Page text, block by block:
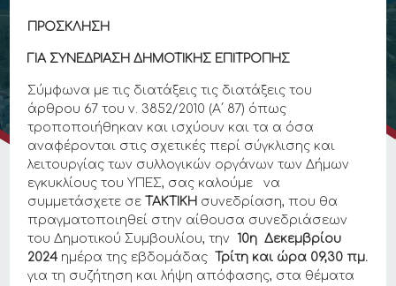
ΠΡΟΣΚΛΗΣΗ
ΓΙΑ ΣΥΝΕΔΡΙΑΣΗ ΔΗΜΟΤΙΚΗΣ ΕΠΙΤΡΟΠΗΣ
Σύμφωνα με τις διατάξεις τις διατάξεις του
άρθρου 67 του ν. 3852/2010 (Α΄ 87) όπως
τροποποιήθηκαν και ισχύουν και τα α όσα
αναφέρονται στις σχετικές περί σύγκλισης και
λειτουργίας των συλλογικών οργάνων των Δήμων
εγκυκλίους του ΥΠΕΣ, σας καλούμε να
συμμετάσχετε σε ΤΑΚΤΙΚΗ συνεδρίαση, που θα
πραγματοποιηθεί στην αίθουσα συνεδριάσεων
του Δημοτικού Συμβουλίου, την 10η Δεκεμβρίου
2024 ημέρα της εβδομάδας Τρίτη και ώρα 09,30 πμ.
για τη συζήτηση και λήψη απόφασης, στα θέματα